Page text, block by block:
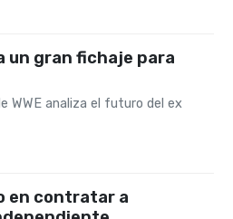
un gran fichaje para
WWE analiza el futuro del ex
en contratar a